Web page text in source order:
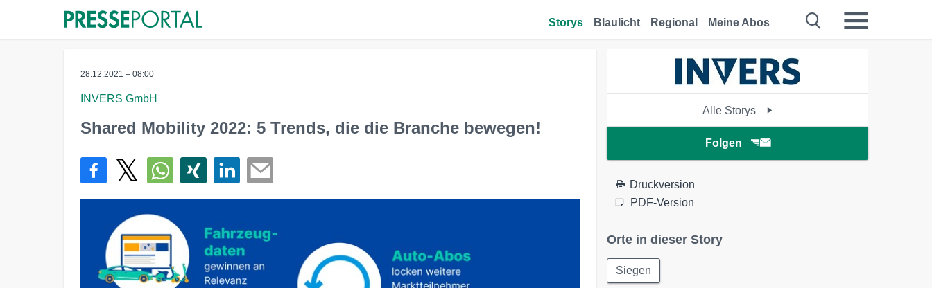
Storys Blaulicht Regional Meine Abos
28.12.2021 – 08:00
INVERS GmbH
Shared Mobility 2022: 5 Trends, die die Branche bewegen!
Alle Storys
Folgen
Druckversion
PDF-Version
Orte in dieser Story
Siegen